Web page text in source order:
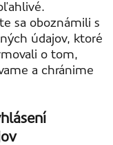
sa oboznámili s
údajov, ktoré
o tom,
a chránime